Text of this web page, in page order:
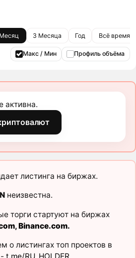
Месяц 3 Месяца Год Всё время
Макс / Мин Профиль объёма
активна.
листинга на биржах.
неизвестна.
торги стартуют на биржах
,Binance.com.
о листингах топ проектов в